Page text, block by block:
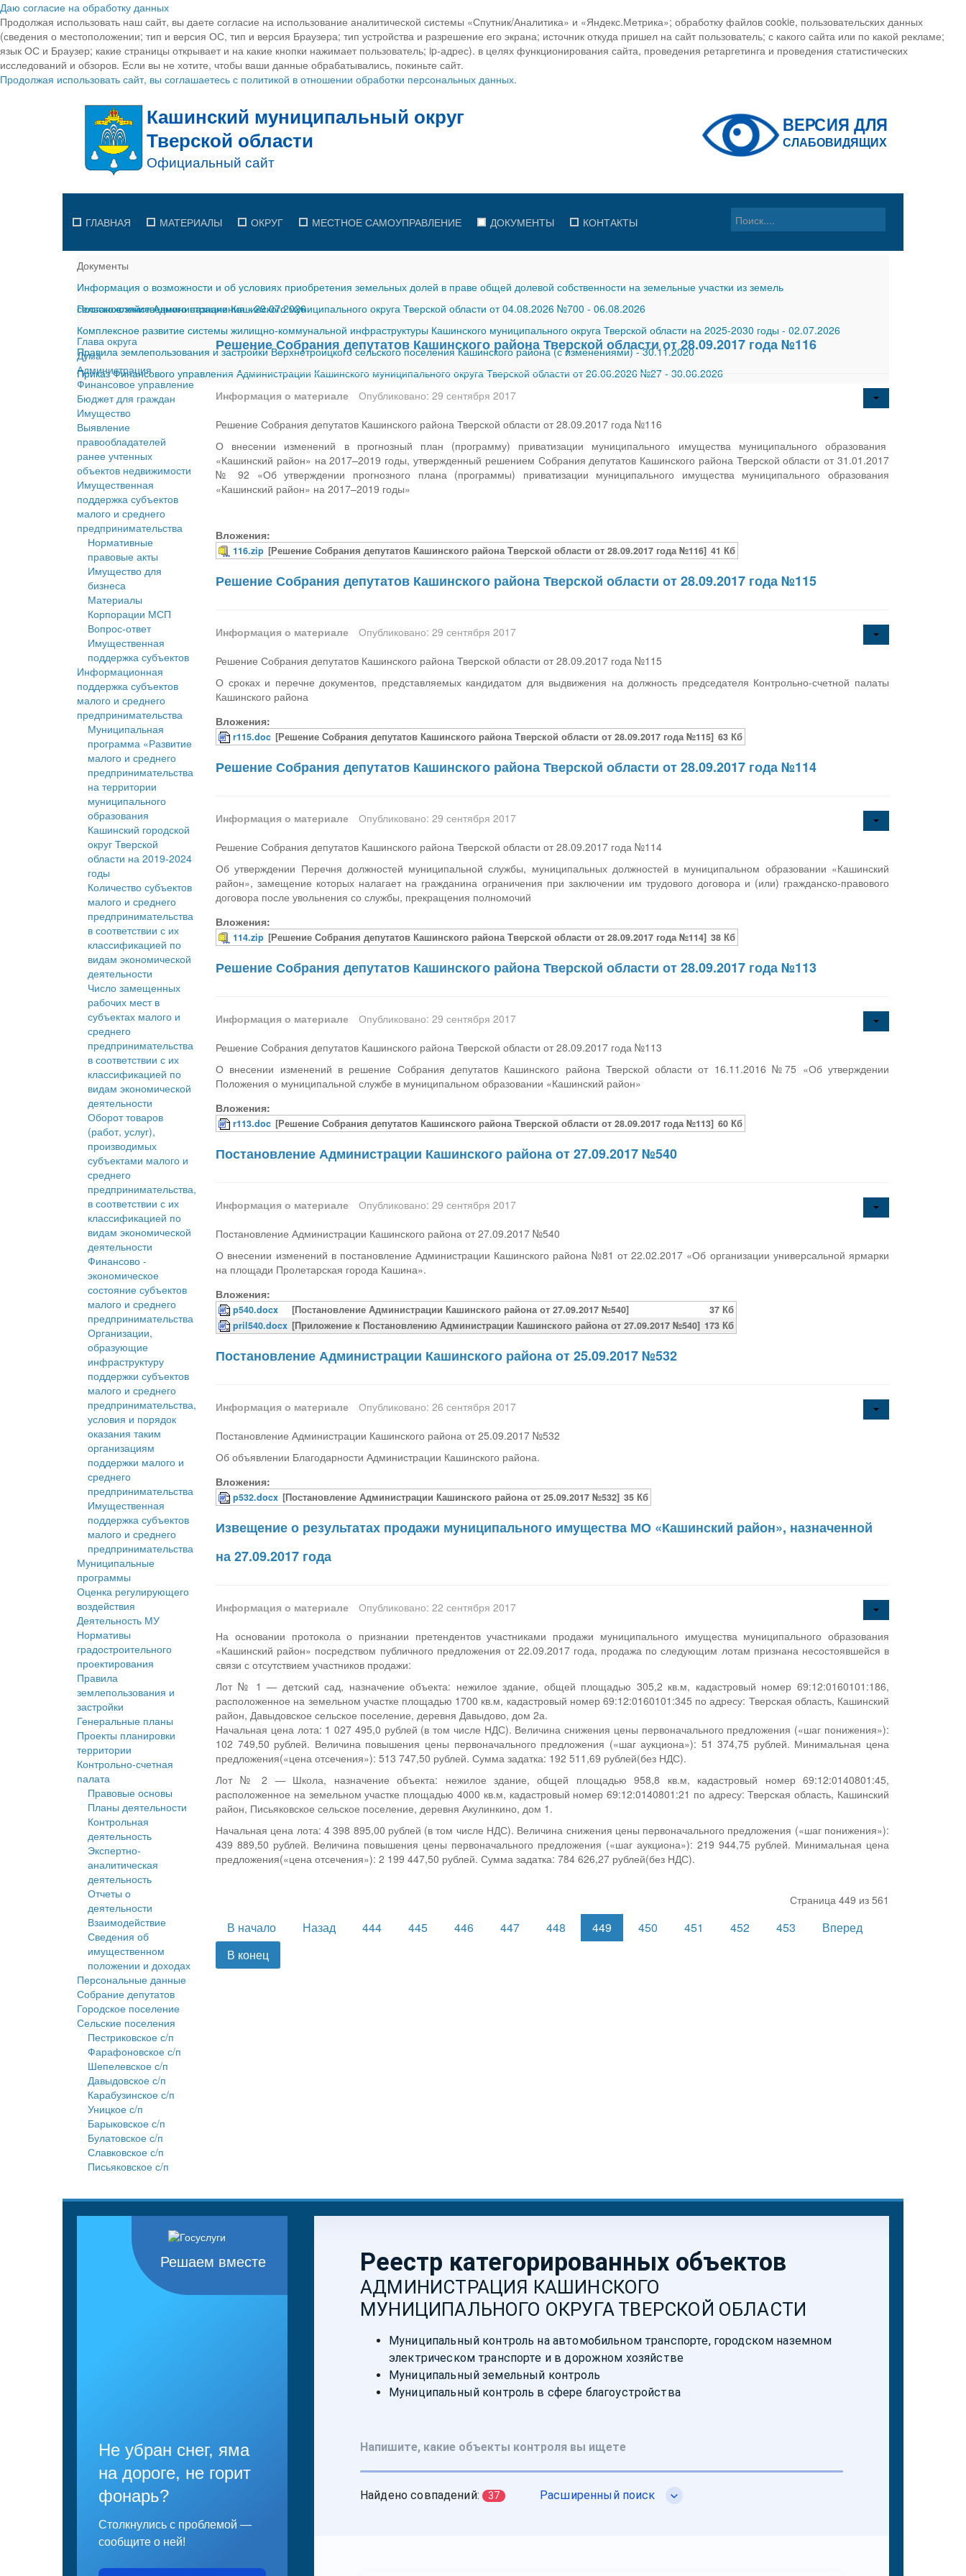
Даю согласие на обработку данных
Продолжая использовать наш сайт, вы даете согласие на использование аналитической системы «Спутник/Аналитика» и «Яндекс.Метрика»; обработку файлов cookie, пользовательских данных
(сведения о местоположении; тип и версия ОС, тип и версия Браузера; тип устройства и разрешение его экрана; источник откуда пришел на сайт пользователь; с какого сайта или по какой рекламе;
язык ОС и Браузер; какие страницы открывает и на какие кнопки нажимает пользователь; ip-адрес). в целях функционирования сайта, проведения ретаргетинга и проведения статистических
исследований и обзоров. Если вы не хотите, чтобы ваши данные обрабатывались, покиньте сайт.
Продолжая использовать сайт, вы соглашаетесь с политикой в отношении обработки персональных данных.
ГЛАВНАЯ МАТЕРИАЛЫ ОКРУГ МЕСТНОЕ САМОУПРАВЛЕНИЕ ДОКУМЕНТЫ КОНТАКТЫ
Документы
Информация о возможности и об условиях приобретения земельных долей в праве общей долевой собственности на земельные участки из земель
сельскохозяйственного назначения-29.07.2026
Постановление Администрации Кашинского муниципального округа Тверской области от 04.08.2026 №700 - 06.08.2026
Комплексное развитие системы жилищно-коммунальной инфраструктуры Кашинского муниципального округа Тверской области на 2025-2030 годы - 02.07.2026
Правила землепользования и застройки Верхнетроицкого сельского поселения Кашинского района (с изменениями)-30.11.2020
Приказ Финансового управления Администрации Кашинского муниципального округа Тверской области от 26.06.2026 №27 - 30.06.2026
Глава округа
Дума
Администрация
Финансовое управление
Бюджет для граждан
Имущество
Выявление
правообладателей
ранее учтенных
объектов недвижимости
Имущественная
поддержка субъектов
малого и среднего
предпринимательства
Нормативные
правовые акты
Имущество для
бизнеса
Материалы
Корпорации МСП
Вопрос-ответ
Имущественная
поддержка субъектов
Информационная
поддержка субъектов
малого и среднего
предпринимательства
Муниципальная
программа «Развитие
малого и среднего
предпринимательства
на территории
муниципального
образования
Кашинский городской
округ Тверской
области на 2019-2024
годы
Количество субъектов
малого и среднего
предпринимательства
в соответствии с их
классификацией по
видам экономической
деятельности
Число замещенных
рабочих мест в
субъектах малого и
среднего
предпринимательства
в соответствии с их
классификацией по
видам экономической
деятельности
Оборот товаров
(работ, услуг),
производимых
субъектами малого и
среднего
предпринимательства,
в соответствии с их
классификацией по
видам экономической
деятельности
Финансово -
экономическое
состояние субъектов
малого и среднего
предпринимательства
Организации,
образующие
инфраструктуру
поддержки субъектов
малого и среднего
предпринимательства,
условия и порядок
оказания таким
организациям
поддержки малого и
среднего
предпринимательства
Имущественная
поддержка субъектов
малого и среднего
предпринимательства
Муниципальные
программы
Оценка регулирующего
воздействия
Деятельность МУ
Нормативы
градостроительного
проектирования
Правила
землепользования и
застройки
Генеральные планы
Проекты планировки
территории
Контрольно-счетная
палата
Правовые основы
Планы деятельности
Контрольная
деятельность
Экспертно-
аналитическая
деятельность
Отчеты о
деятельности
Взаимодействие
Сведения об
имущественном
положении и доходах
Персональные данные
Собрание депутатов
Городское поселение
Сельские поселения
Пестриковское с/п
Фарафоновское с/п
Шепелевское с/п
Давыдовское с/п
Карабузинское с/п
Уницкое с/п
Барыковское с/п
Булатовское с/п
Славковское с/п
Письяковское с/п
Решение Собрания депутатов Кашинского района Тверской области от 28.09.2017 года №116
Информация о материале
Опубликовано: 29 сентября 2017
Решение Собрания депутатов Кашинского района Тверской области от 28.09.2017 года №116
О внесении изменений в прогнозный план (программу) приватизации муниципального имущества муниципального образования
«Кашинский район» на 2017–2019 годы, утвержденный решением Собрания депутатов Кашинского района Тверской области от 31.01.2017
№ 92 «Об утверждении прогнозного плана (программы) приватизации муниципального имущества муниципального образования
«Кашинский район» на 2017–2019 годы»
Вложения:
116.zip [Решение Собрания депутатов Кашинского района Тверской области от 28.09.2017 года №116] 41 Кб
Решение Собрания депутатов Кашинского района Тверской области от 28.09.2017 года №115
Информация о материале
Опубликовано: 29 сентября 2017
Решение Собрания депутатов Кашинского района Тверской области от 28.09.2017 года №115
О сроках и перечне документов, представляемых кандидатом для выдвижения на должность председателя Контрольно-счетной палаты
Кашинского района
Вложения:
r115.doc [Решение Собрания депутатов Кашинского района Тверской области от 28.09.2017 года №115] 63 Кб
Решение Собрания депутатов Кашинского района Тверской области от 28.09.2017 года №114
Информация о материале
Опубликовано: 29 сентября 2017
Решение Собрания депутатов Кашинского района Тверской области от 28.09.2017 года №114
Об утверждении Перечня должностей муниципальной службы, муниципальных должностей в муниципальном образовании «Кашинский
район», замещение которых налагает на гражданина ограничения при заключении им трудового договора и (или) гражданско-правового
договора после увольнения со службы, прекращения полномочий
Вложения:
114.zip [Решение Собрания депутатов Кашинского района Тверской области от 28.09.2017 года №114] 38 Кб
Решение Собрания депутатов Кашинского района Тверской области от 28.09.2017 года №113
Информация о материале
Опубликовано: 29 сентября 2017
Решение Собрания депутатов Кашинского района Тверской области от 28.09.2017 года №113
О внесении изменений в решение Собрания депутатов Кашинского района Тверской области от 16.11.2016 №75 «Об утверждении
Положения о муниципальной службе в муниципальном образовании «Кашинский район»
Вложения:
r113.doc [Решение Собрания депутатов Кашинского района Тверской области от 28.09.2017 года №113] 60 Кб
Постановление Администрации Кашинского района от 27.09.2017 №540
Информация о материале
Опубликовано: 29 сентября 2017
Постановление Администрации Кашинского района от 27.09.2017 №540
О внесении изменений в постановление Администрации Кашинского района №81 от 22.02.2017 «Об организации универсальной ярмарки
на площади Пролетарская города Кашина».
Вложения:
p540.docx [Постановление Администрации Кашинского района от 27.09.2017 №540]
37 Кб
pril540.docx [Приложение к Постановлению Администрации Кашинского района от 27.09.2017 №540] 173 Кб
Постановление Администрации Кашинского района от 25.09.2017 №532
Информация о материале
Опубликовано: 26 сентября 2017
Постановление Администрации Кашинского района от 25.09.2017 №532
Об объявлении Благодарности Администрации Кашинского района.
Вложения:
p532.docx [Постановление Администрации Кашинского района от 25.09.2017 №532] 35 Кб
Извещение о результатах продажи муниципального имущества МО «Кашинский район», назначенной
на 27.09.2017 года
Информация о материале
Опубликовано: 22 сентября 2017
На основании протокола о признании претендентов участниками продажи муниципального имущества муниципального образования
«Кашинский район» посредством публичного предложения от 22.09.2017 года, продажа по следующим лотам признана несостоявшейся в
связи с отсутствием участников продажи:
Лот № 1 — детский сад, назначение объекта: нежилое здание, общей площадью 305,2 кв.м, кадастровый номер 69:12:0160101:186,
расположенное на земельном участке площадью 1700 кв.м, кадастровый номер 69:12:0160101:345 по адресу: Тверская область, Кашинский
район, Давыдовское сельское поселение, деревня Давыдово, дом 2а.
Начальная цена лота: 1 027 495,0 рублей (в том числе НДС). Величина снижения цены первоначального предложения («шаг понижения»):
102 749,50 рублей. Величина повышения цены первоначального предложения («шаг аукциона»): 51 374,75 рублей. Минимальная цена
предложения(«цена отсечения»): 513 747,50 рублей. Сумма задатка: 192 511,69 рублей(без НДС).
Лот № 2 — Школа, назначение объекта: нежилое здание, общей площадью 958,8 кв.м, кадастровый номер 69:12:0140801:45,
расположенное на земельном участке площадью 4000 кв.м, кадастровый номер 69:12:0140801:21 по адресу: Тверская область, Кашинский
район, Письяковское сельское поселение, деревня Акулинкино, дом 1.
Начальная цена лота: 4 398 895,00 рублей (в том числе НДС). Величина снижения цены первоначального предложения («шаг понижения»):
439 889,50 рублей. Величина повышения цены первоначального предложения («шаг аукциона»): 219 944,75 рублей. Минимальная цена
предложения(«цена отсечения»): 2 199 447,50 рублей. Сумма задатка: 784 626,27 рублей(без НДС).
Страница 449 из 561
В начало Назад 444 445 446 447 448 449 450 451 452 453
Вперед
В конец
Решаем вместе
Не убран снег, яма
на дороге, не горит
фонарь?
Столкнулись с проблемой —
сообщите о ней!